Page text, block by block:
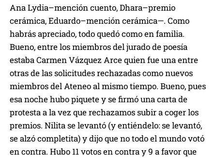
Ana Lydia–mención cuento, Dhara–premio
cerámica, Eduardo–mención cerámica—. Como
habrás apreciado, todo quedó como en familia.
Bueno, entre los miembros del jurado de poesía
estaba Carmen Vázquez Arce quien fue una entre
otras de las solicitudes rechazadas como nuevos
miembros del Ateneo al mismo tiempo. Bueno, pues
esa noche hubo piquete y se firmó una carta de
protesta a la vez que rechazamos subir a coger los
premios. Nilita se levantó (y entiéndelo: se levantó,
se alzó completita) y dijo que no todo el mundo votó
en contra. Hubo 11 votos en contra y 9 a favor que